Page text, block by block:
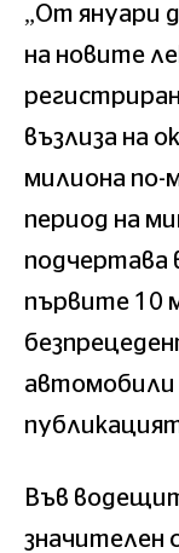
„От януари
на новите
възлиза на
милиона по-
период на
подчертава
първите 10
автомобили
Във
значителен